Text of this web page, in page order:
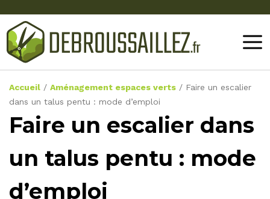
Accueil / Aménagement espaces verts / Faire un escalier
dans un talus pentu : mode d’emploi
Faire un escalier dans
un talus pentu : mode
d’emploi